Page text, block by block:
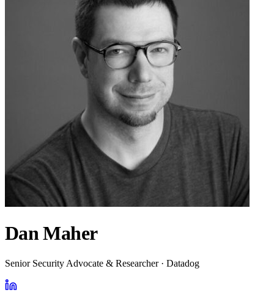
Dan Maher
Senior Security Advocate & Researcher · Datadog